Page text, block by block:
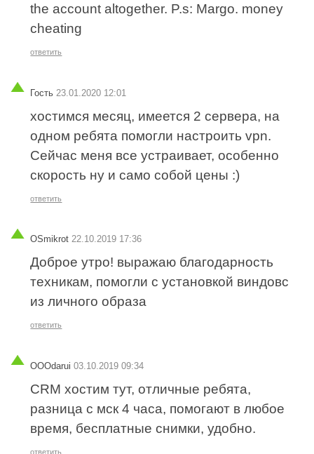
the account altogether. P.s: Margo. money
cheating
ответить
Гость 23.01.2020 12:01
хостимся месяц, имеется 2 сервера, на
одном ребята помогли настроить vpn.
Сейчас меня все устраивает, особенно
скорость ну и само собой цены :)
ответить
OSmikrot 22.10.2019 17:36
Доброе утро! выражаю благодарность
техникам, помогли с установкой виндовс
из личного образа
ответить
OOOdarui 03.10.2019 09:34
CRM хостим тут, отличные ребята,
разница с мск 4 часа, помогают в любое
время, бесплатные снимки, удобно.
ответить